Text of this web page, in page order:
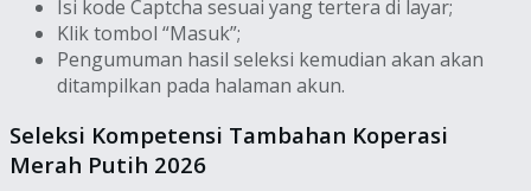
Isi kode Captcha sesuai yang tertera di layar;
Klik tombol “Masuk”;
Pengumuman hasil seleksi kemudian akan akan
ditampilkan pada halaman akun.
Seleksi Kompetensi Tambahan Koperasi
Merah Putih 2026